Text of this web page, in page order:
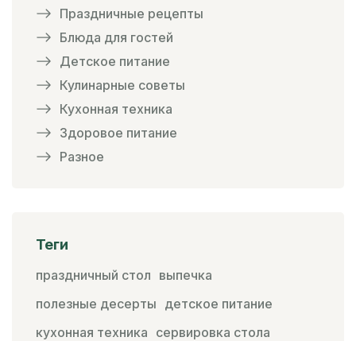
Праздничные рецепты
Блюда для гостей
Детское питание
Кулинарные советы
Кухонная техника
Здоровое питание
Разное
Теги
праздничный стол выпечка
полезные десерты детское питание
кухонная техника сервировка стола